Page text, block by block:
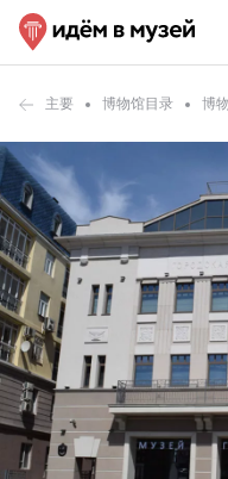
主要 博物馆目录 博